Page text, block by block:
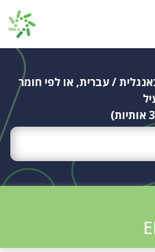
/ עברית, או לפי חומר